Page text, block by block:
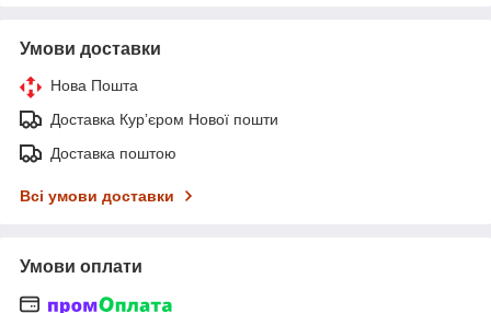
Умови доставки
Нова Пошта
Доставка Курʼєром Нової пошти
Доставка поштою
Всі умови доставки
Умови оплати